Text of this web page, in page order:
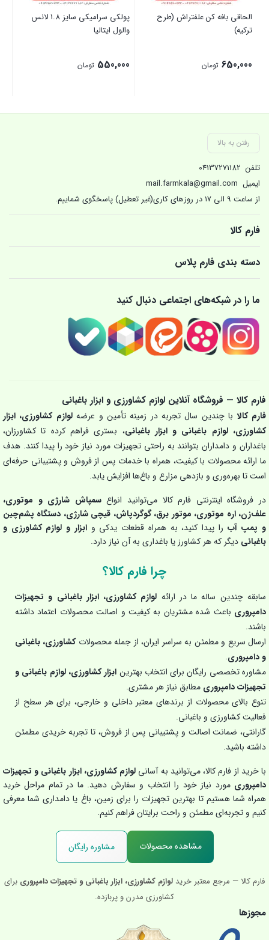
الحاقی بافه کن علفتراش (طرح
ترکیه)
650,000 تومان
پولکی سرامیکی سایز 1.8 لانس
والول ایتالیا
550,000 تومان
رفتن به بالا
تلفن 04137271182
ایمیل mail.farmkala@gmail.com
از ساعت 9 الی 17 در روزهای کاری(غیر تعطیل) پاسخگوی شماییم.
فارم کالا
دسته بندی فارم پلاس
ما را در شبکه‌های اجتماعی دنبال کنید
فارم کالا — فروشگاه آنلاین لوازم کشاورزی و ابزار باغبانی
فارم کالا با چندین سال تجربه در زمینه تأمین و عرضهلوازم کشاورزی، ابزار
کشاورزی، لوازم باغبانی و ابزار باغبانی، بستری فراهم کرده تا کشاورزان،
باغداران و دامداران بتوانند به راحتی تجهیزات مورد نیاز خود را پیدا کنند. هدف
ما ارائه محصولات با کیفیت، همراه با خدمات پس از فروش و پشتیبانی حرفه‌ای
است تا بهره‌وری و بازدهی مزارع و باغ‌ها افزایش یابد.
در فروشگاه اینترنتی فارم کالا می‌توانید انواعسمپاش شارژی و موتوری،
علف‌زن، اره موتوری، موتور برق، گوگردپاش، قیچی شارژی، دستگاه پشم‌چین
و پمپ آب را پیدا کنید، به همراه قطعات یدکی وابزار و لوازم کشاورزی و
باغبانی دیگر که هر کشاورز یا باغداری به آن نیاز دارد.
چرا فارم کالا؟
سابقه چندین ساله ما در ارائه لوازم کشاورزی، ابزار باغبانی و تجهیزات
دامپروری باعث شده مشتریان به کیفیت و اصالت محصولات اعتماد داشته
باشند.
ارسال سریع و مطمئن به سراسر ایران، از جمله محصولاتکشاورزی، باغبانی
و دامپروری.
مشاوره تخصصی رایگان برای انتخاب بهترین ابزار کشاورزی، لوازم باغبانی و
تجهیزات دامپروری مطابق نیاز هر مشتری.
تنوع بالای محصولات از برندهای معتبر داخلی و خارجی، برای هر سطح از
فعالیت کشاورزی و باغبانی.
گارانتی، ضمانت اصالت و پشتیبانی پس از فروش، تا تجربه خریدی مطمئن
داشته باشید.
با خرید از فارم کالا، می‌توانید به آسانی لوازم کشاورزی، ابزار باغبانی و تجهیزات
دامپروری مورد نیاز خود را انتخاب و سفارش دهید. ما در تمام مراحل خرید
همراه شما هستیم تا بهترین تجهیزات را برای زمین، باغ یا دامداری شما معرفی
کنیم و تجربه‌ای مطمئن و راحت برایتان فراهم کنیم.
مشاهده محصولات مشاوره رایگان
فارم کالا — مرجع معتبر خرید لوازم کشاورزی، ابزار باغبانی و تجهیزات دامپروری برای
کشاورزی مدرن و پربازده.
مجوزها